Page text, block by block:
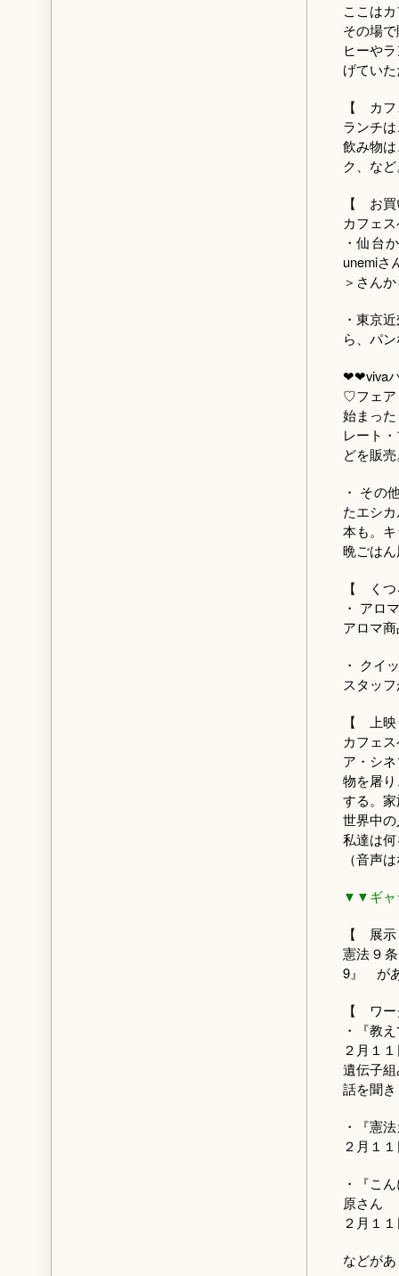
ここは
その場
ヒーや
げてい
【 カ
ランチ
飲み物
ク、な
【 お
カフェ
・仙台
unemiさ
＞さん
・東京
ら、パ
❤❤viva
♡フェア
始まっ
レート
どを販
・ その
たエシ
本も。
晩ごは
【 く
・ アロ
アロマ
・ クイ
スタッ
【 上
カフェ
ア・シ
物を屠
する。
世界中
私達は
（音声
▼▼ギャ
【 展
憲法９
9』 が
【 ワ
・『教
２月１
遺伝子
話を聞
・『憲
２月１
・『こ
原さん
２月１
などが